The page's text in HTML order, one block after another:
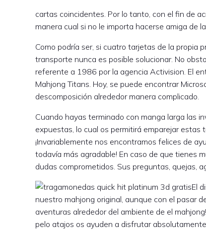
cartas coincidentes. Por lo tanto, con el fin de
manera cual si no le importa hacerse amiga de
Como podrí­a ser, si cuatro tarjetas de la
transporte nunca es posible solucionar. No
referente a 1986 por la agencia Activision. El
Mahjong Titans. Hoy, se puede encontrar
descomposición alrededor manera complicado.
Cuando hayas terminado con manga larga las
expuestas, lo cual os permitirá emparejar
¡Invariablemente nos encontramos felices de
todavía más agradable! En caso de que tienes
dudas comprometidos. Sus preguntas, quejas,
El
nuestro mahjong original, aunque con el pasar
aventuras alrededor del ambiente de el
pelo atajos os ayuden a disfrutar